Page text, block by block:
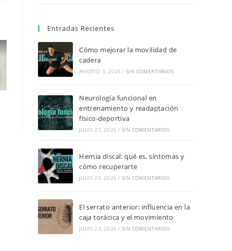
Entradas Recientes
Cómo mejorar la movilidad de
cadera
AGOSTO 3, 2026 / SIN COMENTARIOS
Neurología funcional en
entrenamiento y readaptación
físico-deportiva
JULIO 27, 2026 / SIN COMENTARIOS
Hernia discal: qué es, síntomas y
cómo recuperarte
JULIO 25, 2026 / SIN COMENTARIOS
El serrato anterior: influencia en la
caja torácica y el movimiento
JULIO 23, 2026 / SIN COMENTARIOS